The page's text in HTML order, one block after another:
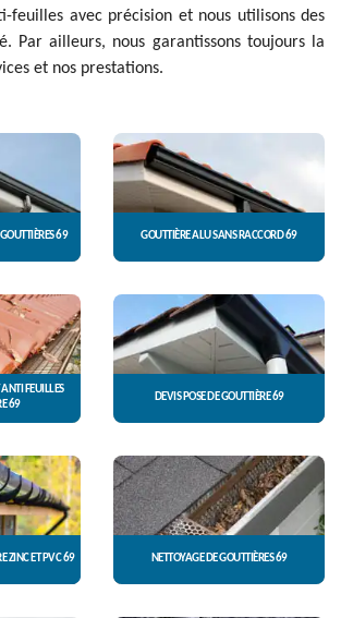
feuilles avec précision et nous utilisons des
Par ailleurs, nous garantissons toujours la
et nos prestations.
69 GOUTTIÈRE ALU SANS RACCORD 69
ANTI FEUILLES
69
DEVIS POSE DE GOUTTIÈRE 69
ZINC ET PVC 69 NETTOYAGE DE GOUTTIÈRES 69